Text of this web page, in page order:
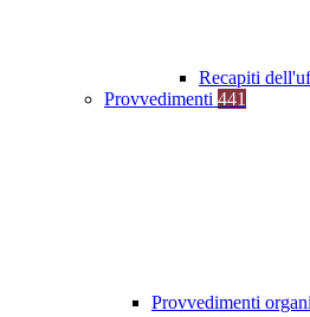
Recapiti
Provvedimenti 441
Provvedimenti